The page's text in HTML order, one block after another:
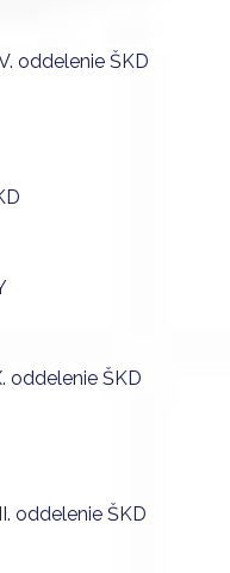
oddelenie ŠKD
oddelenie ŠKD
oddelenie ŠKD